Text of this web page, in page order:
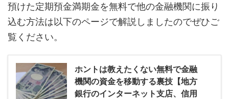
預けた定期預金満期金を無料で他の金融機関に振り
込む方法は以下のページで解説しましたのでぜひご
覧ください。
ホントは教えたくない無料で金融
機関の資金を移動する裏技【地方
銀行のインターネット支店、信用